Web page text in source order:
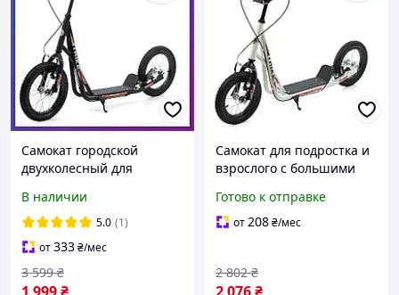
Самокат городской
двухколесный для
SR 2-045-1-B черный
В наличии
5.0 (1)
от333₴/мес
3 599 ₴
Самокат для подростка и
взрослого с большими
дюймов и подножкой
SR2-045-3-W
Готово к отправке
от208₴/мес
2 802 ₴